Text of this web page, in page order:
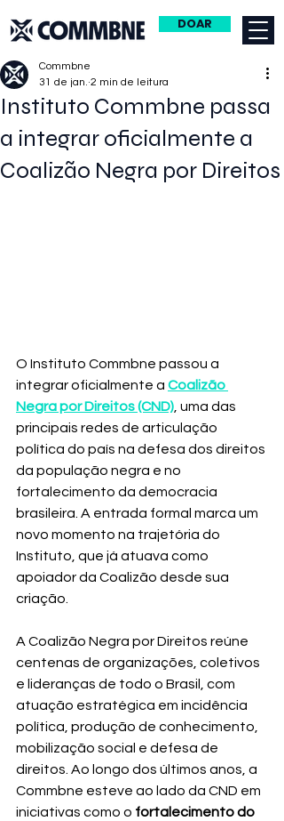
DOAR
Instituto Commbne passa
a integrar oficialmente a
Coalizão Negra por Direitos
Commbne
31 de jan. 2 min de leitura
O Instituto Commbne passou a
integrar oficialmente a Coalizão
Negra por Direitos (CND) , uma das
principais redes de articulação
política do país na defesa dos direitos
da população negra e no
fortalecimento da democracia
brasileira. A entrada formal marca um
novo momento na trajetória do
Instituto, que já atuava como
apoiador da Coalizão desde sua
criação.
A Coalizão Negra por Direitos reúne
centenas de organizações, coletivos
e lideranças de todo o Brasil, com
atuação estratégica em incidência
política, produção de conhecimento,
mobilização social e defesa de
direitos. Ao longo dos últimos anos, a
Commbne esteve ao lado da CND em
iniciativas como o fortalecimento do